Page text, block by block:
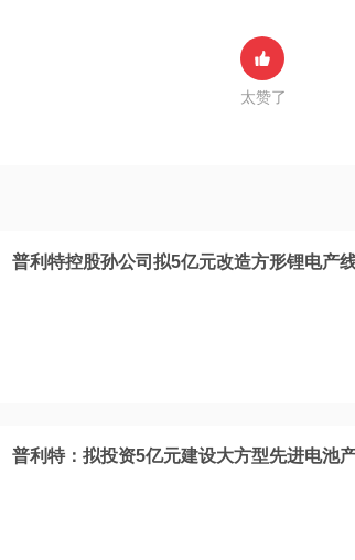
太赞了
普利特控股孙公司拟5亿元改造方形锂电产
普利特：拟投资5亿元建设大方型先进电池